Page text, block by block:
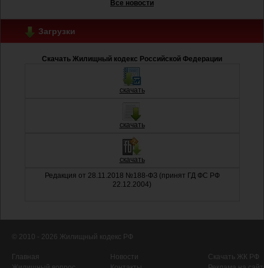
Все новости
Загрузки
Скачать Жилищный кодекс Российской Федерации
скачать
скачать
скачать
Редакция от 28.11.2018 №188-ФЗ (принят ГД ФС РФ
22.12.2004)
© 2010 - 2026 Жилищный кодекс РФ
Главная Новости
Скачать ЖК РФ